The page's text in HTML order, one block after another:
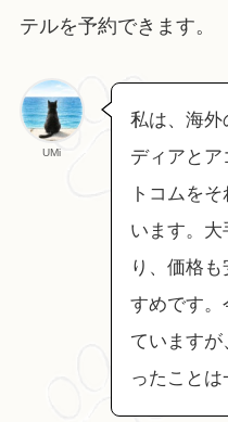
テルを予約できます。
UMi
私は、海外
ディアとア
トコムを
います。
り、価格
すめです。
ています
ったこと